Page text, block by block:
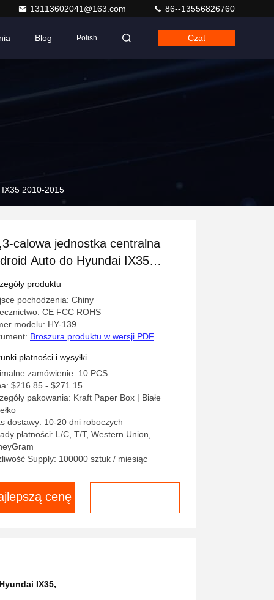
13113602041@163.com 86--13556826760
Blog Polish Czat
2010-2015
calowa jednostka centralna
Auto do Hyundai IX35
2015
produktu
pochodzenia: Chiny
CE FCC ROHS
modelu: HY-139
Broszura produktu w wersji PDF
płatności i wysyłki
zamówienie: 10 PCS
$216.85 - $271.15
pakowania: Kraft Paper Box | Białe
dostawy: 10-20 dni roboczych
płatności: L/C, T/T, Western Union,
Supply: 100000 sztuk / miesiąc
cenę
IX35,